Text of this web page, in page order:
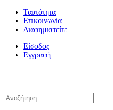
Ταυτότητα
Επικοινωνία
Διαφημιστείτε
Είσοδος
Εγγραφή